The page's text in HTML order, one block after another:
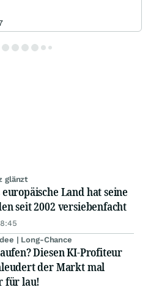
glänzt
europäische Land hat seine
seit 2002 versiebenfacht
| Long-Chance
Diesen KI-Profiteur
der Markt mal
für lau!